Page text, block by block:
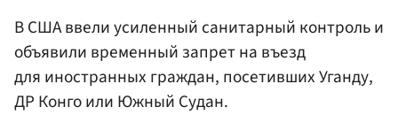
В США ввели усиленный санитарный контроль и
объявили временный запрет на въезд
для иностранных граждан, посетивших Уганду,
ДР Конго или Южный Судан.